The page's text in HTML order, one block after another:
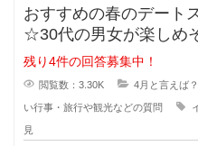
おすすめの春のデート
☆30代の男女が楽しめ
スポットを知ってる方
残り4件の回答募集中！
閲覧数：3.30K 4月と言えば
い行事・旅行や観光などの質問
見